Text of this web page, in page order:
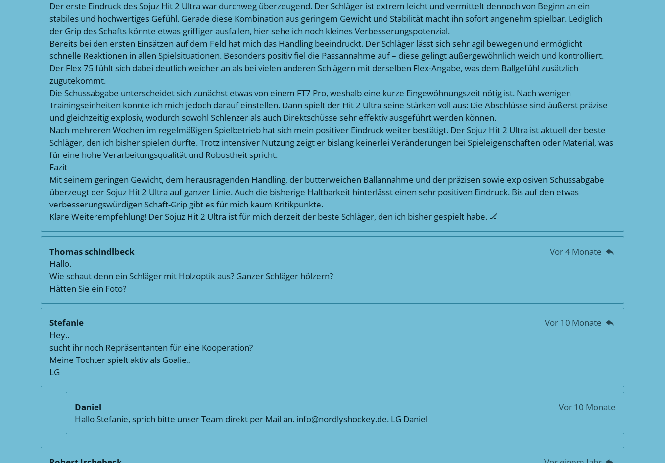
Der erste Eindruck des Sojuz Hit 2 Ultra war durchweg überzeugend. Der Schläger ist extrem leicht und vermittelt dennoch von Beginn an ein
stabiles und hochwertiges Gefühl. Gerade diese Kombination aus geringem Gewicht und Stabilität macht ihn sofort angenehm spielbar. Lediglich
der Grip des Schafts könnte etwas griffiger ausfallen, hier sehe ich noch kleines Verbesserungspotenzial.
Bereits bei den ersten Einsätzen auf dem Feld hat mich das Handling beeindruckt. Der Schläger lässt sich sehr agil bewegen und ermöglicht
schnelle Reaktionen in allen Spielsituationen. Besonders positiv fiel die Passannahme auf – diese gelingt außergewöhnlich weich und kontrolliert.
Der Flex 75 fühlt sich dabei deutlich weicher an als bei vielen anderen Schlägern mit derselben Flex-Angabe, was dem Ballgefühl zusätzlich
zugutekommt.
Die Schussabgabe unterscheidet sich zunächst etwas von einem FT7 Pro, weshalb eine kurze Eingewöhnungszeit nötig ist. Nach wenigen
Trainingseinheiten konnte ich mich jedoch darauf einstellen. Dann spielt der Hit 2 Ultra seine Stärken voll aus: Die Abschlüsse sind äußerst präzise
und gleichzeitig explosiv, wodurch sowohl Schlenzer als auch Direktschüsse sehr effektiv ausgeführt werden können.
Nach mehreren Wochen im regelmäßigen Spielbetrieb hat sich mein positiver Eindruck weiter bestätigt. Der Sojuz Hit 2 Ultra ist aktuell der beste
Schläger, den ich bisher spielen durfte. Trotz intensiver Nutzung zeigt er bislang keinerlei Veränderungen bei Spieleigenschaften oder Material, was
für eine hohe Verarbeitungsqualität und Robustheit spricht.
Fazit
Mit seinem geringen Gewicht, dem herausragenden Handling, der butterweichen Ballannahme und der präzisen sowie explosiven Schussabgabe
überzeugt der Sojuz Hit 2 Ultra auf ganzer Linie. Auch die bisherige Haltbarkeit hinterlässt einen sehr positiven Eindruck. Bis auf den etwas
verbesserungswürdigen Schaft-Grip gibt es für mich kaum Kritikpunkte.
Klare Weiterempfehlung! Der Sojuz Hit 2 Ultra ist für mich derzeit der beste Schläger, den ich bisher gespielt habe. 🏒
Thomas schindlbeck
Vor 4 Monate
Hallo.
Wie schaut denn ein Schläger mit Holzoptik aus? Ganzer Schläger hölzern?
Hätten Sie ein Foto?
Stefanie
Vor 10 Monate
Hey..
sucht ihr noch Repräsentanten für eine Kooperation?
Meine Tochter spielt aktiv als Goalie..
LG
Daniel
Vor 10 Monate
Hallo Stefanie, sprich bitte unser Team direkt per Mail an. info@nordlyshockey.de. LG Daniel